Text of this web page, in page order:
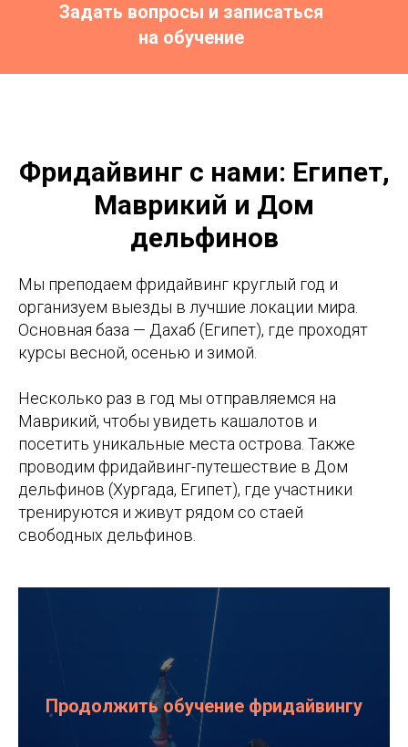
Задать вопросы и записаться
на обучение
Фридайвинг с нами: Египет,
Маврикий и Дом
дельфинов
Мы преподаем фридайвинг круглый год и
организуем выезды в лучшие локации мира.
Основная база — Дахаб (Египет), где проходят
курсы весной, осенью и зимой.
Несколько раз в год мы отправляемся на
Маврикий, чтобы увидеть кашалотов и
посетить уникальные места острова. Также
проводим фридайвинг-путешествие в Дом
дельфинов (Хургада, Египет), где участники
тренируются и живут рядом со стаей
свободных дельфинов.
Продолжить обучение фридайвингу